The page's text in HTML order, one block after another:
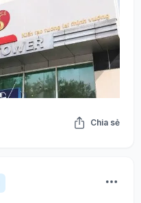
Chia sẻ